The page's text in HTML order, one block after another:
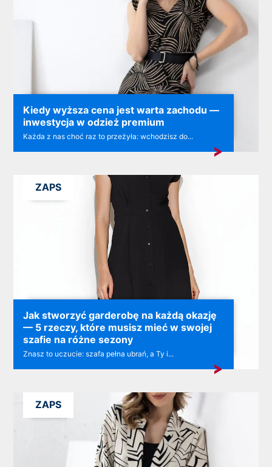
Kiedy wyższa cena jest warta zachodu —
inwestycja w odzież premium
Każda z nas choć raz to przeżyła: wchodzisz do...
Jak stworzyć garderobę na każdą okazję
— 5 rzeczy, które musisz mieć w swojej
szafie na różne sezony
Znasz to uczucie: szafa pełna ubrań, a Ty i...
ZAPS
ZAPS